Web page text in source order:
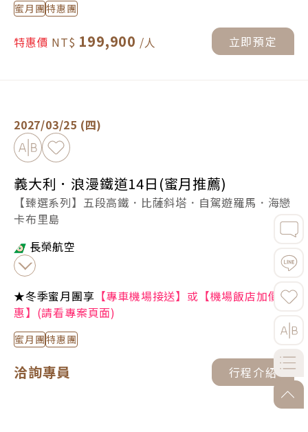
蜜月團特惠團
特惠價 199,900 立即預定
2027/03/25 (四)
加入比較加入最愛
義大利．浪漫鐵道14日(蜜月推薦)
【臻選系列】五段高鐵．比薩斜塔．自駕遊羅馬．海戀
卡布里島
長榮航空
★冬季蜜月團享 【專車機場接送】或【機場飯店加價優
惠】(請看專案頁面)
蜜月團特惠團
洽詢專員 行程介紹
go-